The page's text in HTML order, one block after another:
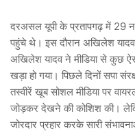
दरअसल यूपी के प्रतापगढ़ में 29
पहुंचे थे। इस दौरान अखिलेश यादव
अखिलेश यादव ने मीडिया से कुछ
खड़ा हो गया। पिछले दिनों सपा
तस्वीरें खूब सोशल मीडिया पर
जोड़कर देखने की कोशिश की।
जोरदार प्रहार करके सारी